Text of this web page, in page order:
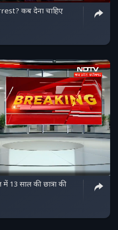
कब देना चाहिए
13 साल की छात्रा की